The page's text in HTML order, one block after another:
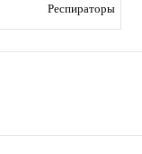
Респираторы